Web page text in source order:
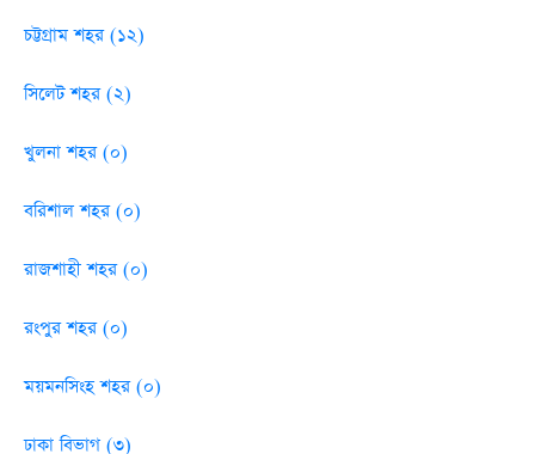
চট্টগ্রাম শহর (১২)
সিলেট শহর (২)
খুলনা শহর (০)
বরিশাল শহর (০)
রাজশাহী শহর (০)
রংপুর শহর (০)
ময়মনসিংহ শহর (০)
ঢাকা বিভাগ (৩)